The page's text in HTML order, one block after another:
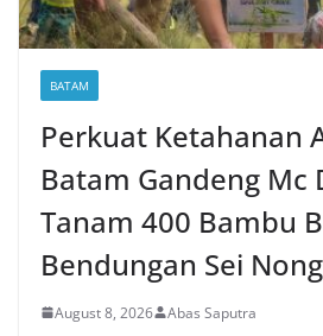
BATAM
Perkuat Ketahanan
Batam Gandeng
Tanam 400 Bambu
Bendungan Sei
August 8, 2026 Abas Saputra